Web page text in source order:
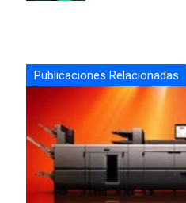
Publicaciones Relacionadas